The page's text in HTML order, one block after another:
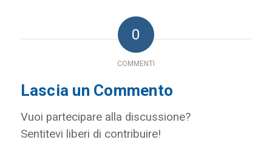
0
COMMENTI
Lascia un Commento
Vuoi partecipare alla discussione?
Sentitevi liberi di contribuire!